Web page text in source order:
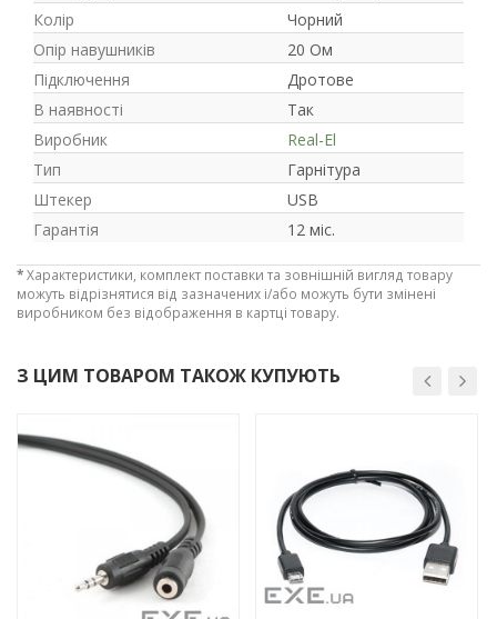
Колір
Чорний
Опір навушників
20 Ом
Підключення
Дротове
В наявності
Так
Виробник
Real-El
Тип
Гарнітура
Штекер
USB
Гарантія
12 міс.
*Характеристики, комплект поставки та зовнішній вигляд товару
можуть відрізнятися від зазначених і/або можуть бути змінені
виробником без відображення в картці товару.
З ЦИМ ТОВАРОМ ТАКОЖ КУПУЮТЬ